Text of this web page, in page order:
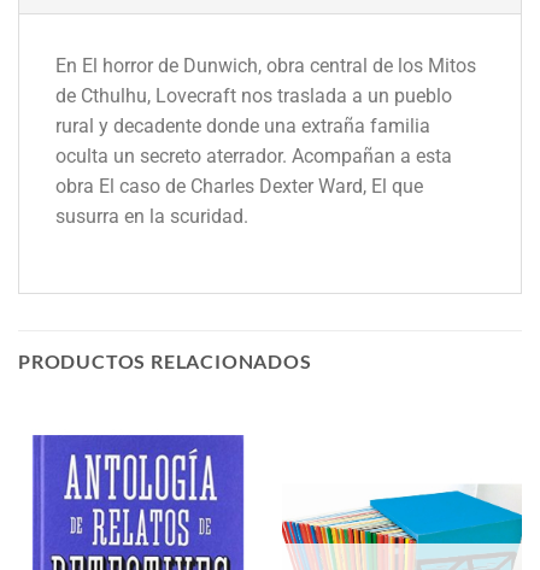
En El horror de Dunwich, obra central de los Mitos
de Cthulhu, Lovecraft nos traslada a un pueblo
rural y decadente donde una extraña familia
oculta un secreto aterrador. Acompañan a esta
obra El caso de Charles Dexter Ward, El que
susurra en la scuridad.
PRODUCTOS RELACIONADOS